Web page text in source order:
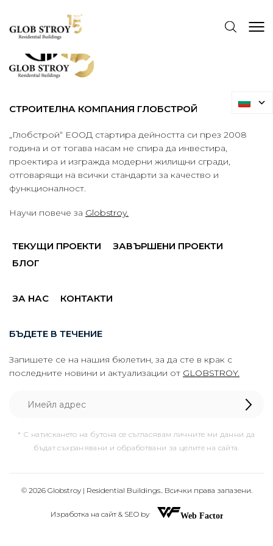
СТРОИТЕЛНА КОМПАНИЯ ГЛОБСТРОЙ
„Глобстрой“ ЕООД стартира дейността си през 2008
година и от тогава насам не спира да инвестира,
проектира и изгражда модерни жилищни сгради,
отговарящи на всички стандарти за качество и
функционалност.
Научи повече за Globstroy.
ТЕКУЩИ ПРОЕКТИ
ЗАВЪРШЕНИ ПРОЕКТИ
БЛОГ
ЗА НАС КОНТАКТИ
БЪДЕТЕ В ТЕЧЕНИЕ
Запишете се на нашия бюлетин, за да сте в крак с
последните новини и актуализации от GLOBSTROY.
* С натискането на бутона се съгласявам личните ми данни да
бъдат съхранявани и обработвани за целите на сайта.
© 2026 Globstroy | Residential Buildings.. Всички права запазени.
Изработка на сайт & SEO by